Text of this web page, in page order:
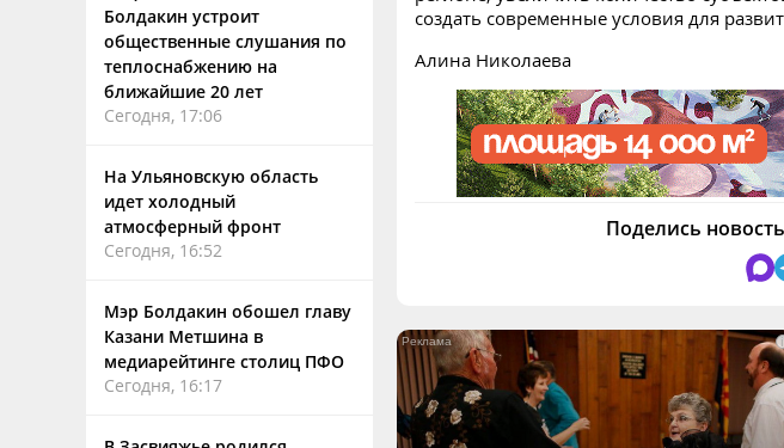
Болдакин устроит
общественные слушания по
теплоснабжению на
ближайшие 20 лет
Сегодня, 17:06
На Ульяновскую область
идет холодный
атмосферный фронт
Сегодня, 16:52
Мэр Болдакин обошел главу
Казани Метшина в
медиарейтинге столиц ПФО
Сегодня, 16:17
создать современные условия для
Алина Николаева
Поделись
i